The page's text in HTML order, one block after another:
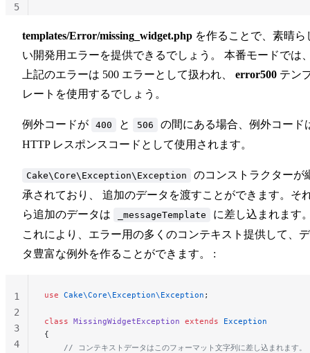
5
templates/Error/missing_widget.php を作ることで、素晴ら
い開発用エラーを提供できるでしょう。 本番モードでは
上記のエラーは 500 エラーとして扱われ、 error500 テン
レートを使用するでしょう。
例外コードが 400 と 506
の間にある場合、例外コード
HTTP レスポンスコードとして使用されます。
Cake\Core\Exception\Exception
のコンストラクターが
承されており、 追加のデータを渡すことができます。そ
ら追加のデータは
_messageTemplate
に差し込まれます
これにより、エラー用の多くのコンテキスト提供して、
タ豊富な例外を作ることができます。 :
use Cake\Core\Exception\Exception ;
class MissingWidgetException extends Exception
{
    // コンテキストデータはこのフォーマット文字列に差し込まれます。
1
2
3
4